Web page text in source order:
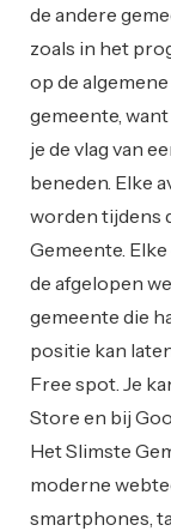
de andere
zoals in het
op de
gemeente,
je de vlag van
beneden. Elke
worden tijdens
Gemeente.
de afgelopen
gemeente die
positie kan
Free spot. Je
Store en bij
Het Slimste
moderne
smartphones,